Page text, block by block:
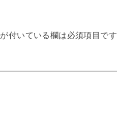
が付いている欄は必須項目です